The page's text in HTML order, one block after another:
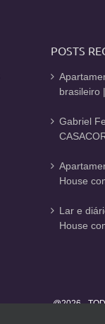
POSTS
brasileiro
Gabriel
House
Lar e
House
@2026 -